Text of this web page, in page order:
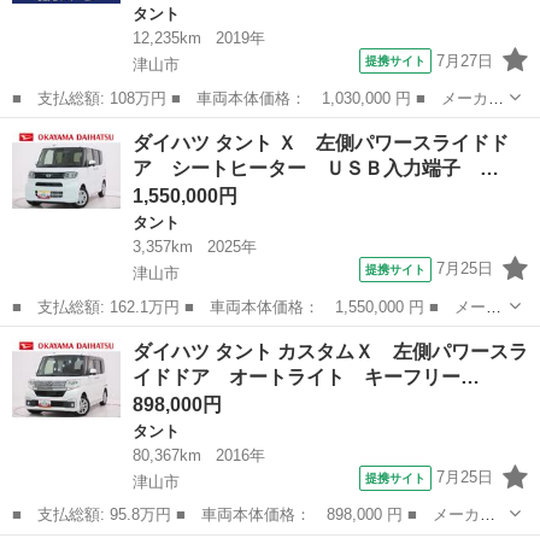
タント
12,235km
2019年
津山市
提携サイト 7月27日
■ 支払総額: 108万円 ■ 車両本体価格： 1,030,000 円 ■ メーカー
名： ダイハツ ■ 車種名： タント ■ グレード名： Ｘ ドライ
ブレコーダー ＥＴＣ バックカメラ 両側スライド・片側電動 ナ
ビ ＴＶ ...
岡山 津山市 タント
ダイハツ タント Ｘ 左側パワースライドド
ア シートヒーター ＵＳＢ入力端子 …
1,550,000円
タント
3,357km
2025年
津山市
提携サイト 7月25日
■ 支払総額: 162.1万円 ■ 車両本体価格： 1,550,000 円 ■ メーカ
ー名： ダイハツ ■ 車種名： タント ■ グレード名： Ｘ 左側
パワースライドドア シートヒーター ＵＳＢ入力端子 オートライ
ト キー...
岡山 津山市 タント
ダイハツ タント カスタムＸ 左側パワースラ
イドドア オートライト キーフリー…
898,000円
タント
80,367km
2016年
津山市
提携サイト 7月25日
■ 支払総額: 95.8万円 ■ 車両本体価格： 898,000 円 ■ メーカー
名： ダイハツ ■ 車種名： タント ■ グレード名： カスタム